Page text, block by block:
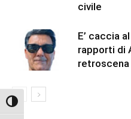
Attiva/disattiva alto contrasto
civile
E’ caccia
rapporti di
retroscena